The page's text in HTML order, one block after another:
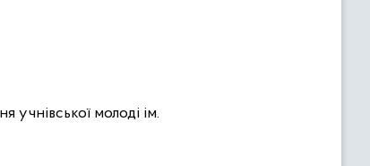
учнівської молоді ім.